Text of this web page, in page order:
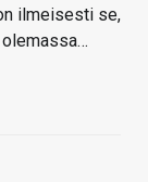
ilmeisesti se,